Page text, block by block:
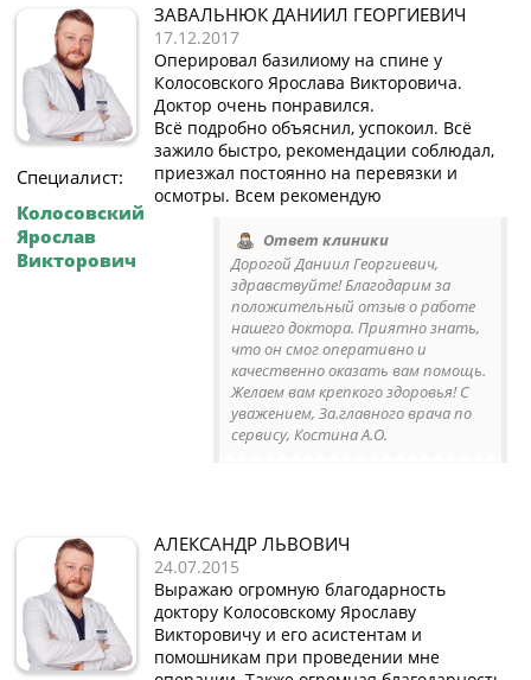
Специалист:
Колосовский
Ярослав
Викторович
ЗАВАЛЬНЮК ДАНИИЛ ГЕОРГИЕВИЧ
17.12.2017
Оперировал базилиому на спине у
Колосовского Ярослава Викторовича.
Доктор очень понравился.
Всё подробно объяснил, успокоил. Всё
зажило быстро, рекомендации соблюдал,
приезжал постоянно на перевязки и
осмотры. Всем рекомендую
Ответ клиники
Дорогой Даниил Георгиевич,
здравствуйте! Благодарим за
положительный отзыв о работе
нашего доктора. Приятно знать,
что он смог оперативно и
качественно оказать вам помощь.
Желаем вам крепкого здоровья! С
уважением, За.главного врача по
сервису, Костина А.О.
АЛЕКСАНДР ЛЬВОВИЧ
24.07.2015
Выражаю огромную благодарность
доктору Колосовскому Ярославу
Викторовичу и его асистентам и
помошникам при проведении мне